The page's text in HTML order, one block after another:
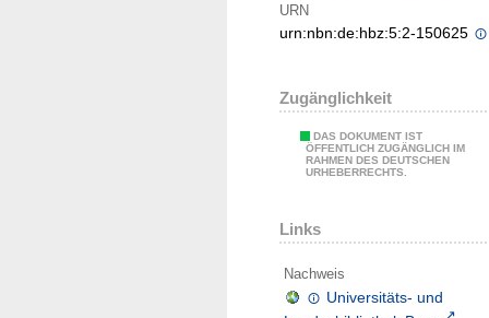
URN
urn:nbn:de:hbz:5:2-150625
Zugänglichkeit
DAS DOKUMENT IST
ÖFFENTLICH ZUGÄNGLICH IM
RAHMEN DES DEUTSCHEN
URHEBERRECHTS.
Links
Nachweis
Universitäts- und